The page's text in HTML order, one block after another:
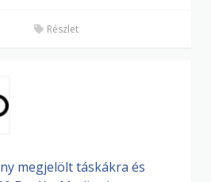
Részlet
megjelölt táskákra és